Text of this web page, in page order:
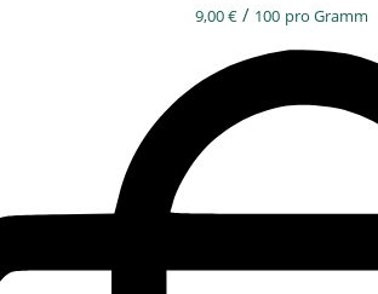
9,00€ / 100 pro Gramm